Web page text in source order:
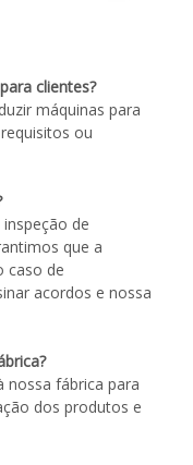
clientes?
máquinas para
ou
de
que a
caso de
acordos e nossa
nossa fábrica para
dos produtos e